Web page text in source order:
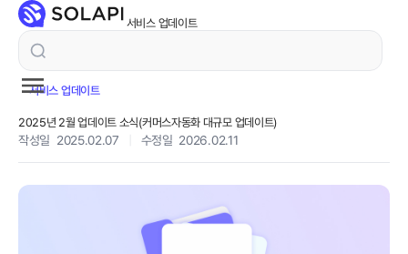
서비스 업데이트
서비스 업데이트
2025년 2월 업데이트 소식(커머스자동화 대규모 업데이트)
작성일 2025.02.07 수정일 2026.02.11